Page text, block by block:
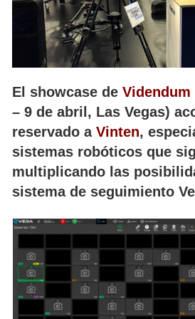
El showcase de Videndum
– 9 de abril, Las Vegas)
reservado a Vinten,
sistemas robóticos que
multiplicando las
sistema de seguimiento